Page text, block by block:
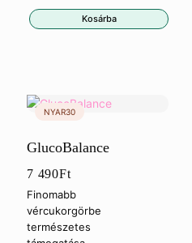
Kosárba
GlucoBalance
7 490Ft
Finomabb
vércukorgörbe
természetes